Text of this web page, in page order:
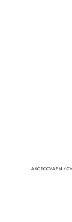
АКСЕССУАРЫ /